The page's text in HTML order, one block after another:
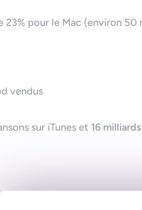
23% pour le Mac (environ 50
vendus
sur iTunes et 16
près de la moitié du total